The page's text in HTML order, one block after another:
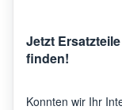
Jetzt
finden!
Konnten wir Ihr